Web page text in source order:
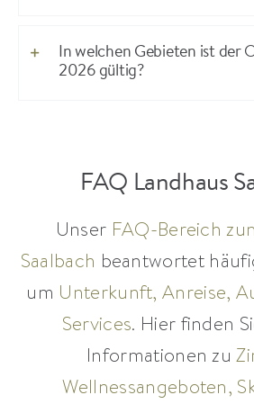
In welchen Gebieten ist der
2026 gültig?
FAQ Landhaus
Unser FAQ-Bereich
Saalbach beantwortet
um Unterkunft, Anreise,
Services. Hier finden
Informationen zu
Wellnessangeboten,